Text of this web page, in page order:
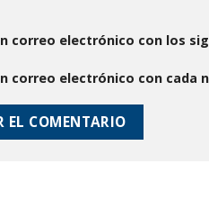
correo electrónico con los
correo electrónico con cada